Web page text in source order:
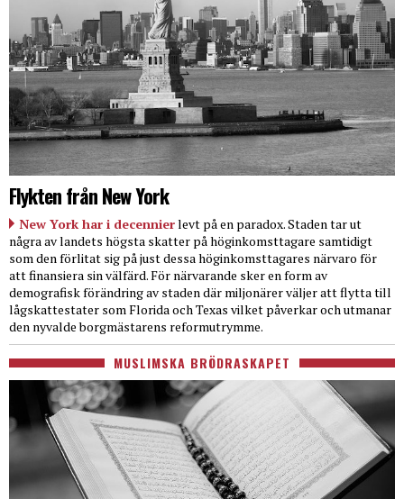
Flykten från New York
New York har i decennierlevt på en paradox. Staden tar ut
några av landets högsta skatter på höginkomsttagare samtidigt
som den förlitat sig på just dessa höginkomsttagares närvaro för
att finansiera sin välfärd. För närvarande sker en form av
demografisk förändring av staden där miljonärer väljer att flytta till
lågskattestater som Florida och Texas vilket påverkar och utmanar
den nyvalde borgmästarens reformutrymme.
MUSLIMSKA BRÖDRASKAPET